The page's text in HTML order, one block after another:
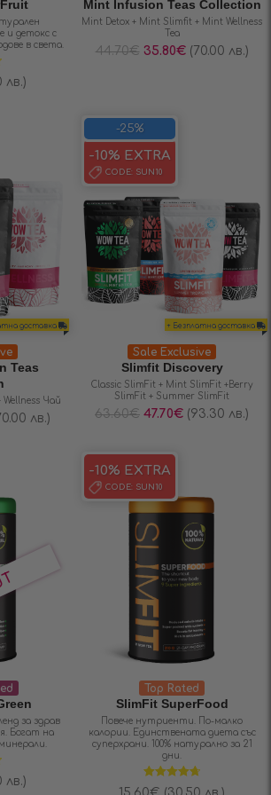
и детокс с
в света.
лв.)
Mint Infusion Teas Collection
Mint Detox + Mint Slimfit + Mint Wellness
Tea
44.70€ 35.80€ (70.00 лв.)
доставка
Teas
Wellness Чай
лв.)
+ Безплатна доставка
-25%
-10% EXTRA
CODE: SUN10
Sale Exclusive
Slimfit Discovery
Classic SlimFit + Mint SlimFit +Berry
SlimFit + Summer SlimFit
63.60€ 47.70€ (93.30 лв.)
за здрав
Богат на
лв.)
-10% EXTRA
CODE: SUN10
Top Rated
SlimFit SuperFood
Повече нутриенти. По-малко
калории. Единствената диета със
суперхрани. 100% натурално за 21
дни.
Оценено на